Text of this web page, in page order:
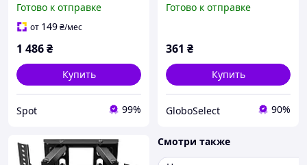
45 кг с VESA 400x400 мм
Готово к отправке
от 149₴/мес
1 486₴
Купить
Spot 99%
GS227
Готово к отправке
361 ₴
Купить
GloboSelect 90%
Смотри также